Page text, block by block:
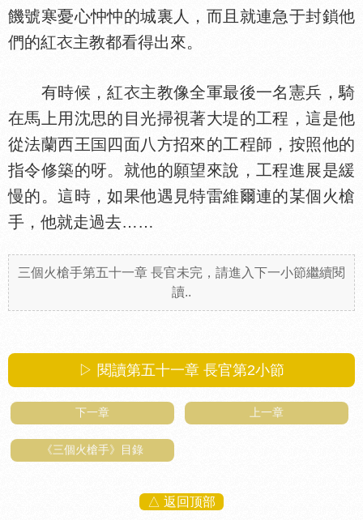
饑號寒憂心忡忡的城裏人，而且就連急于封鎖他
們的紅
主教都看得出來。
有時候，紅
主教像全軍最後一名憲兵，騎
在馬上用沈思的目光掃視著大堤的工程，這是他
從法蘭西王
四面八方招來的工程師，按照他的
指令修築的呀。就他的願望來說，工程進展是緩
慢的。這時，如果他遇見特雷維爾連的某個火槍
手，他就走過去……
三個火槍手第五十一章 長官未完，請進入下一小節繼續閱
讀..
▷ 閱讀第五十一章 長官第2小節
下一章 上一章
《三個火槍手》目錄
△ 返回顶部